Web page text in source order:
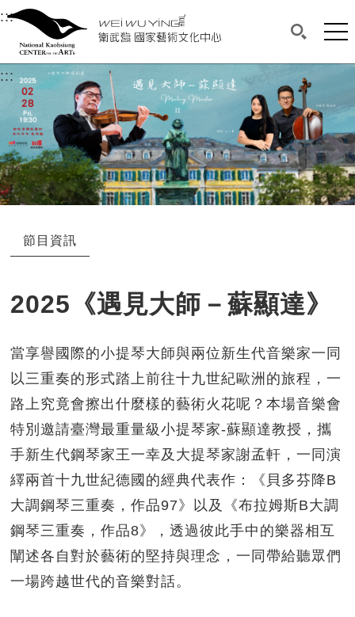
衛武營國家藝術文化中心
中央內容區塊，為本頁主要內容區。
:::選單連結區塊，此區塊列有本網站主要連結。
衛武營國家藝術文化中心
搜尋(開
網
::: 中央內容區塊，為本頁主要內容區。
節目資訊
2025《遇見大師－蘇顯達》
當享譽國際的小提琴大師與兩位新生代音樂家一同
以三重奏的形式踏上前往十九世紀歐洲的旅程，一
路上究竟會擦出什麼樣的藝術火花呢？本場音樂會
特別邀請臺灣最重量級小提琴家-蘇顯達教授，攜
手新生代鋼琴家王一幸及大提琴家謝孟軒，一同演
繹兩首十九世紀德國的經典代表作：《貝多芬降B
大調鋼琴三重奏，作品97》以及《布拉姆斯B大調
鋼琴三重奏，作品8》，透過彼此手中的樂器相互
闡述各自對於藝術的堅持與理念，一同帶給聽眾們
一場跨越世代的音樂對話。